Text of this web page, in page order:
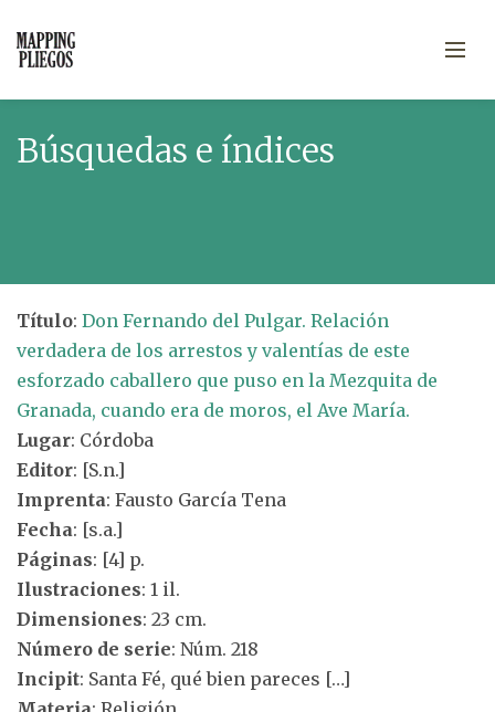
Búsquedas e índices
Título: Don Fernando del Pulgar. Relación
verdadera de los arrestos y valentías de este
esforzado caballero que puso en la Mezquita de
Granada, cuando era de moros, el Ave María.
Lugar: Córdoba
Editor: [S.n.]
Imprenta: Fausto García Tena
Fecha: [s.a.]
Páginas: [4] p.
Ilustraciones: 1 il.
Dimensiones: 23 cm.
Número de serie: Núm. 218
Incipit: Santa Fé, qué bien pareces […]